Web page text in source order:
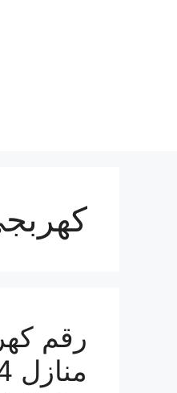
منازل 24 ساعة